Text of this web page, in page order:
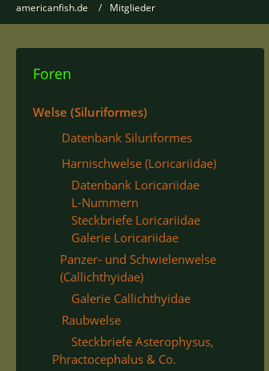
americanfish.de Mitglieder
Foren
Welse (Siluriformes)
Datenbank Siluriformes
Harnischwelse (Loricariidae)
Datenbank Loricariidae
L-Nummern
Steckbriefe Loricariidae
Galerie Loricariidae
Panzer- und Schwielenwelse
(Callichthyidae)
Galerie Callichthyidae
Raubwelse
Steckbriefe Asterophysus,
Phractocephalus & Co.